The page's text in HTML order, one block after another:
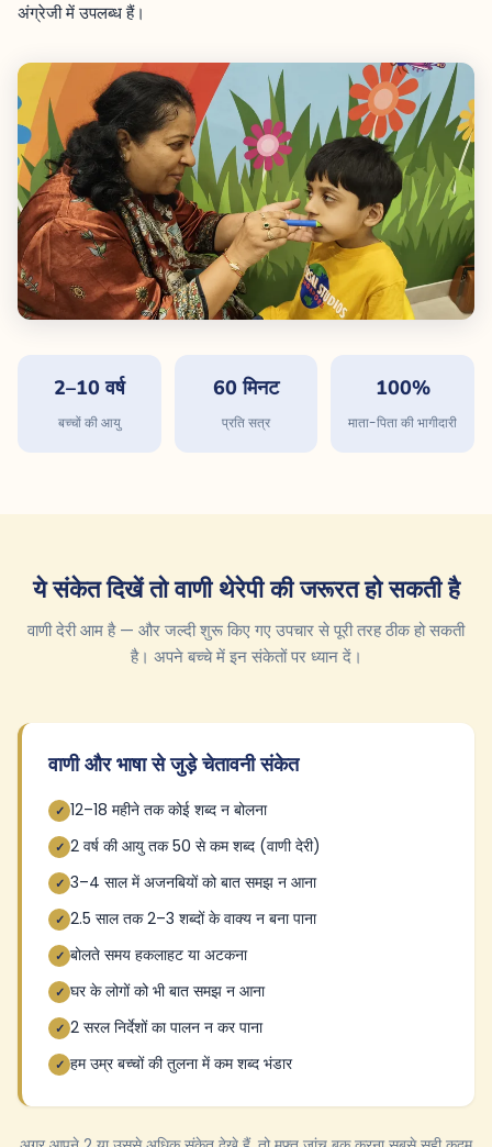
अंग्रेजी में उपलब्ध हैं।
2–10 वर्ष
बच्चों की आयु
60 मिनट
प्रति सत्र
100%
माता-पिता की भागीदारी
ये संकेत दिखें तो वाणी थेरेपी की जरूरत हो सकती है
वाणी देरी आम है — और जल्दी शुरू किए गए उपचार से पूरी तरह ठीक हो सकती
है। अपने बच्चे में इन संकेतों पर ध्यान दें।
वाणी और भाषा से जुड़े चेतावनी संकेत
✓ 12–18 महीने तक कोई शब्द न बोलना
✓ 2 वर्ष की आयु तक 50 से कम शब्द (वाणी देरी)
✓ 3–4 साल में अजनबियों को बात समझ न आना
✓ 2.5 साल तक 2–3 शब्दों के वाक्य न बना पाना
✓ बोलते समय हकलाहट या अटकना
✓ घर के लोगों को भी बात समझ न आना
✓ 2 सरल निर्देशों का पालन न कर पाना
✓ हम उम्र बच्चों की तुलना में कम शब्द भंडार